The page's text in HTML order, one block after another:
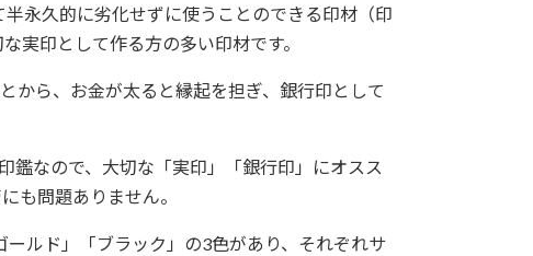
永久的に劣化せずに使うことのできる印材（印
実印として作る方の多い印材です。
から、お金が太ると縁起を担ぎ、銀行印として
鑑なので、大切な「実印」「銀行印」にオスス
も問題ありません。
ルド」「ブラック」の3色があり、それぞれサ